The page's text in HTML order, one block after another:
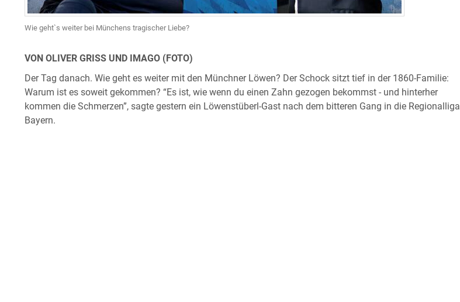
Wie geht`s weiter bei Münchens tragischer Liebe?
VON OLIVER GRISS UND IMAGO (FOTO)
Der Tag danach. Wie geht es weiter mit den Münchner Löwen? Der Schock sitzt tief in der 1860-Familie:
Warum ist es soweit gekommen? “Es ist, wie wenn du einen Zahn gezogen bekommst - und hinterher
kommen die Schmerzen”, sagte gestern ein Löwenstüberl-Gast nach dem bitteren Gang in die Regionalliga
Bayern.